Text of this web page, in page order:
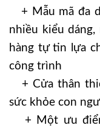
+ Mẫu mã đa
nhiều kiểu dáng,
hàng tự tin lựa
công trình
+ Cửa thân
sức khỏe con
+ Một ưu